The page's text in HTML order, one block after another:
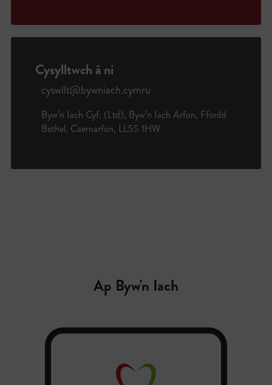
Cysylltwch â ni
cyswllt@bywniach.cymru
Byw’n Iach Cyf. (Ltd), Byw’n Iach Arfon, Ffordd
Bethel, Caernarfon, LL55 1HW
Ap Byw'n Iach